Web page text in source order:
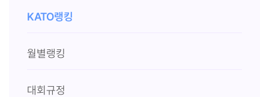
KATO랭킹
월별랭킹
대회규정